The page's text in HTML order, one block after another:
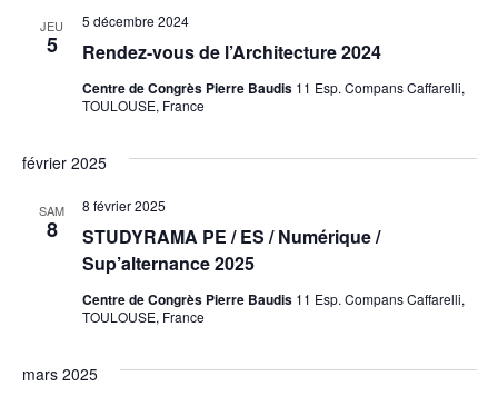
JEU
5 Rendez-vous de l’Architecture 2024
5 décembre 2024
Centre de Congrès Pierre Baudis 11 Esp. Compans Caffarelli,
TOULOUSE, France
février 2025
SAM
8
STUDYRAMA PE / ES / Numérique /
Sup’alternance 2025
8 février 2025
Centre de Congrès Pierre Baudis 11 Esp. Compans Caffarelli,
TOULOUSE, France
mars 2025